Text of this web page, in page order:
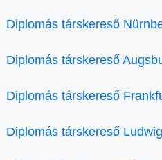
Diplomás társkereső
Diplomás társkereső
Diplomás társkereső
Diplomás társkereső